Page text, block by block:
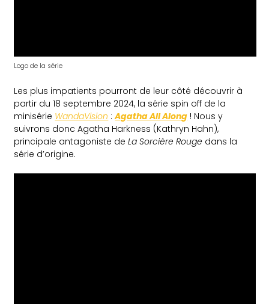
Logo de la série
Les plus impatients pourront de leur côté découvrir à
partir du 18 septembre 2024, la série spin off de la
minisérie WandaVision :Agatha All Along ! Nous y
suivrons donc Agatha Harkness (Kathryn Hahn),
principale antagoniste deLa Sorcière Rouge dans la
série d’origine.